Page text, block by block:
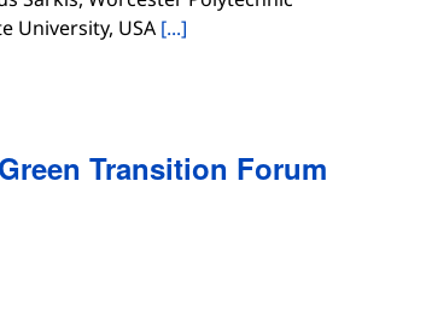
University, USA [...]
Transition Forum